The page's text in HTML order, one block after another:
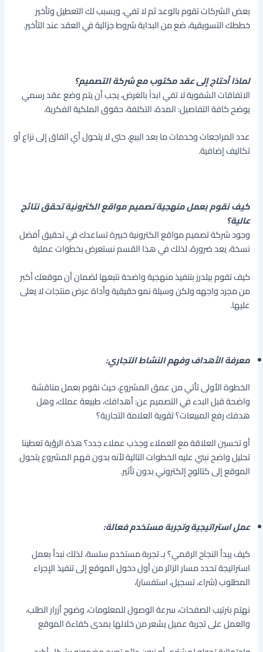
بعض الشركات تقوم بالوعد ثم لا تفي، ويسبب لك التعطيل وتأخير
خططك التسويقية، ضع من البداية شروط جزائية في العقد عند التأخير.
لماذا أحتاج إلى عقد مكتوب مع شركة التصميم؟
الاتفاقات الشفوية لا تفي ابداً بالغرض، يجب أن يتم وضع عقد رسمي
يوضح كافة التفاصيل: المدة، التكلفة، حقوق الملكية الفكرية،
عدد المراجعات وخدمات ما بعد البيع، حتى لا يتحول أي اتفاق إلى نزاع أو
تكاليف إضافية.
كيف نقوم بعمل منهجية تصميم مواقع الكترونية تحقق نتائج
عالية؟
وجود شركة تصميم مواقع الكترونية خبيرة تساعدك في تحقيق أفضل
نسخة، يعد ضرورة، لذلك في هذا القسم نستعرض بخطوات عملية
كيف تقوم بيلدرز بتنفيذ منهجية واضحة نتبعها لضمان أن موقعك أكبر
من مجرد واجهه ولكن وسيلة نمو حقيقية وأداة عرض منتجات لا يعلى
عليها.
معرفة الأهداف وفهم النشاط التجاري:
الخطوة الأولى تأتي من عمق المشروع، حيث نقوم بعمل مناقشة
واضحة قبل البدء في التصميم عن: أهدافك، طبيعة عملك، وهل
هدفك رفع المبيعات؟ تقوية العلامة التجارية؟
أو تحسين العلاقة مع العملاء وجذب عملاء جدد؟ هذة الرؤية تعطينا
تحليل واضح نبني عليه الخطوات التالية لأنه بدون فهم المشروع يتحول
الموقع إلى كتالوج إلكتروني بدون تأثير.
عمل استراتيجية وتجربة مستخدم فعالة:
كيف يبدأ النجاح الرقمي؟ بـ تجربة مستخدم سلسة، لذلك نبدأ بعمل
استراتيجة تحدد مسار الزائر من أول دخول الموقع إلى تنفيذ الإجراء
المطلوب (شراء، تسجيل، استفسار)،
نهتم بترتيب الصفحات، سرعة الوصول للمعلومات، وضوح أزرار الطلب،
والعمل على تجربة عميل يشعر من خلالها بمدى كفاءة الموقع